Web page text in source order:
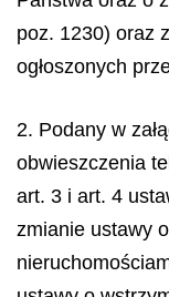
poz. 1230) oraz
ogłoszonych
2. Podany w
obwieszczenia
art. 3 i art. 4
zmianie ustawy